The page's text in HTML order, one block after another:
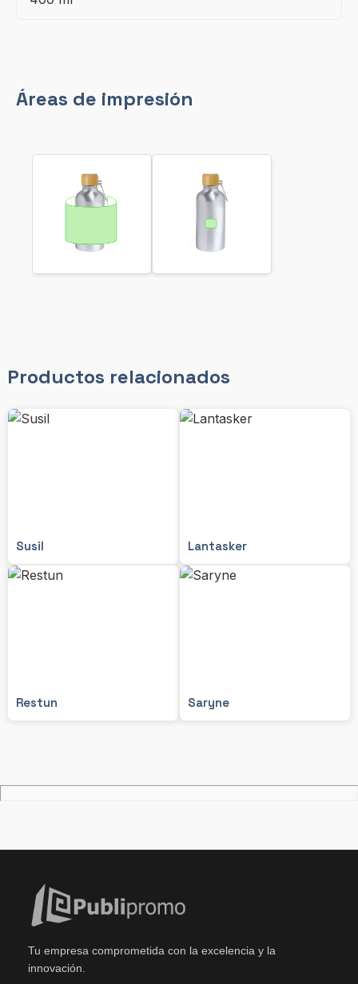
Áreas de impresión
Productos relacionados
Susil Lantasker
Restun Saryne
Tu empresa comprometida con la excelencia y la
innovación.